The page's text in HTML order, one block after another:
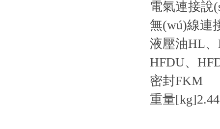
電氣連接說
無(wú)線連
液壓油HL、
HFDU、
密封FKM
重量[kg]2.44